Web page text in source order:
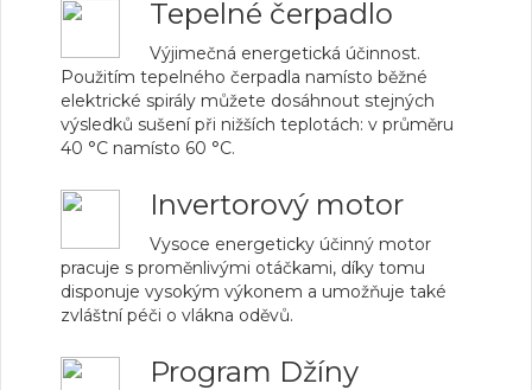
Tepelné čerpadlo
Výjimečná energetická účinnost.
Použitím tepelného čerpadla namísto běžné
elektrické spirály můžete dosáhnout stejných
výsledků sušení při nižších teplotách: v průměru
40 °C namísto 60 °C.
Invertorový motor
Vysoce energeticky účinný motor
pracuje s proměnlivými otáčkami, díky tomu
disponuje vysokým výkonem a umožňuje také
zvláštní péči o vlákna oděvů.
Program Džíny